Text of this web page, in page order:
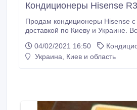
Кондиционеры Hisense
Продам кондиционеры Hisense с
доставкой по Киеву и Украине. Вся техника
Eurovent и имеет гарантию 3
инверторные кондиционеры
04/02/2021 16:50
Украина, Киев и область